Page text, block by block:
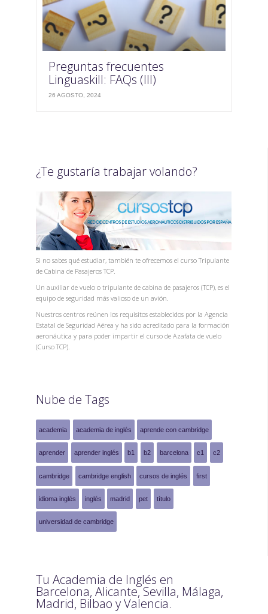
Preguntas frecuentes
Linguaskill: FAQs (III)
26 AGOSTO, 2024
¿Te gustaría trabajar volando?
Si no sabes qué estudiar, también te ofrecemos el curso Tripulante
de Cabina de Pasajeros TCP.
Un auxiliar de vuelo o tripulante de cabina de pasajeros (TCP), es el
equipo de seguridad más valioso de un avión.
Nuestros centros reúnen los requisitos establecidos por la Agencia
Estatal de Seguridad Aérea y ha sido acreditado para la formación
aeronáutica y para poder impartir el curso de Azafata de vuelo
(Curso TCP).
Nube de Tags
academia academia de inglés aprende con cambridge
aprender aprender inglés b1 b2 barcelona c1 c2
cambridge cambridge english cursos de inglés first
idioma inglés inglés madrid pet título
universidad de cambridge
Tu Academia de Inglés en
Barcelona, Alicante, Sevilla, Málaga,
Madrid, Bilbao y Valencia.